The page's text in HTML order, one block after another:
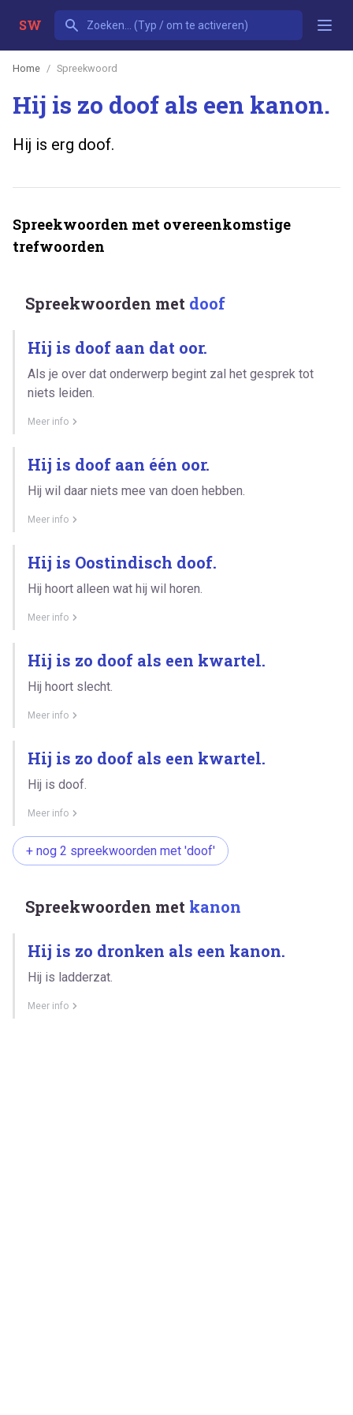
SW
Home Spreekwoord
Hij is zo doof als een kanon.
Hij is erg doof.
Spreekwoorden met overeenkomstige
trefwoorden
Spreekwoorden met doof
Hij is doof aan dat oor.
Als je over dat onderwerp begint zal het gesprek tot
niets leiden.
Meer info
Hij is doof aan één oor.
Hij wil daar niets mee van doen hebben.
Meer info
Hij is Oostindisch doof.
Hij hoort alleen wat hij wil horen.
Meer info
Hij is zo doof als een kwartel.
Hij hoort slecht.
Meer info
Hij is zo doof als een kwartel.
Hij is doof.
Meer info
+ nog 2 spreekwoorden met 'doof'
Spreekwoorden met kanon
Hij is zo dronken als een kanon.
Hij is ladderzat.
Meer info